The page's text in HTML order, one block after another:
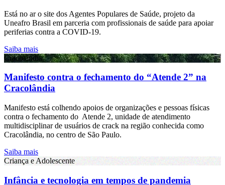
Está no ar o site dos Agentes Populares de Saúde, projeto da
Uneafro Brasil em parceria com profissionais de saúde para apoiar
periferias contra a COVID-19.
Saiba mais
Cracolândia
Manifesto contra o fechamento do “Atende 2” na
Cracolândia
Manifesto está colhendo apoios de organizações e pessoas físicas
contra o fechamento do Atende 2, unidade de atendimento
multidisciplinar de usuários de crack na região conhecida como
Cracolândia, no centro de São Paulo.
Saiba mais
Criança e Adolescente
Infância e tecnologia em tempos de pandemia